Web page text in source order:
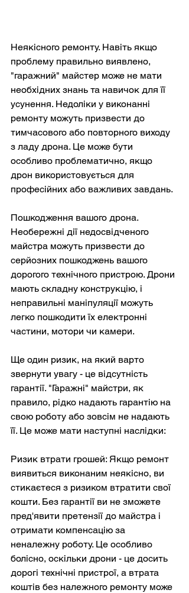
Неякісного ремонту. Навіть якщо
проблему правильно виявлено,
"гаражний" майстер може не мати
необхідних знань та навичок для її
усунення. Недоліки у виконанні
ремонту можуть призвести до
тимчасового або повторного виходу
з ладу дрона. Це може бути
особливо проблематично, якщо
дрон використовується для
професійних або важливих завдань.
Пошкодження вашого дрона.
Необережні дії недосвідченого
майстра можуть призвести до
серйозних пошкоджень вашого
дорогого технічного пристрою. Дрони
мають складну конструкцію, і
неправильні маніпуляції можуть
легко пошкодити їх електронні
частини, мотори чи камери.
Ще один ризик, на який варто
звернути увагу - це відсутність
гарантії. "Гаражні" майстри, як
правило, рідко надають гарантію на
свою роботу або зовсім не надають
її. Це може мати наступні наслідки:
Ризик втрати грошей: Якщо ремонт
виявиться виконаним неякісно, ви
стикаєтеся з ризиком втратити свої
кошти. Без гарантії ви не зможете
пред'явити претензії до майстра і
отримати компенсацію за
неналежну роботу. Це особливо
болісно, оскільки дрони - це досить
дорогі технічні пристрої, а втрата
коштів без належного ремонту може